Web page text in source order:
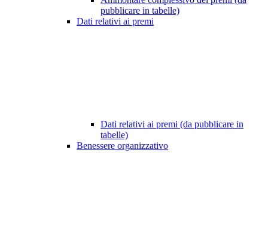
pubblicare in tabelle)
Dati relativi ai premi
Dati relativi ai premi (da pubblicare in
tabelle)
Benessere organizzativo